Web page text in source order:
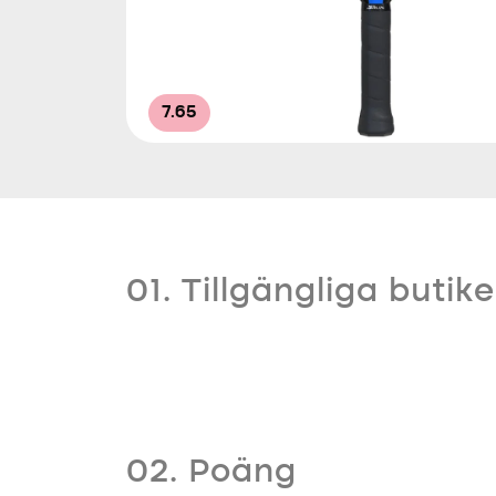
7.65
01. Tillgängliga
02. Poäng